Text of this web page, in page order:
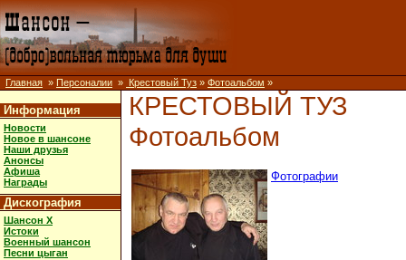
Главная » Персоналии » Крестовый Туз » Фотоальбом »
Информация
Новости
Новое в шансоне
Наши друзья
Анонсы
Афиша
Награды
Дискография
Шансон X
Истоки
Военный шансон
Песни цыган
КРЕСТОВЫЙ ТУЗ
Фотоальбом
Фотографии